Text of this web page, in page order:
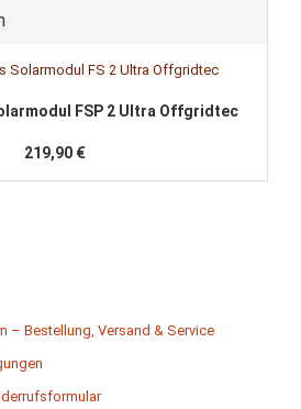
FSP 2 Ultra Off­grid­tec
219,90 €
– Bestellung, Versand & Service